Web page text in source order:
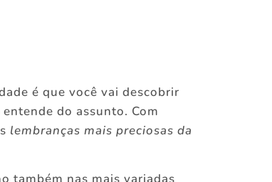
é que você vai descobrir
do assunto. Com
lembranças mais preciosas da